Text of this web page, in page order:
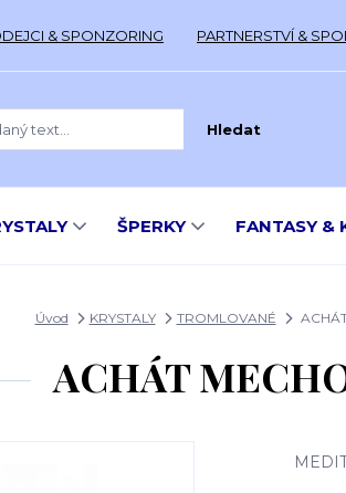
& SPONZORING PARTNERSTVÍ &
Hledat
ŠPERKY FANTASY &
Úvod KRYSTALY TROMLOVANÉ
ACHÁT